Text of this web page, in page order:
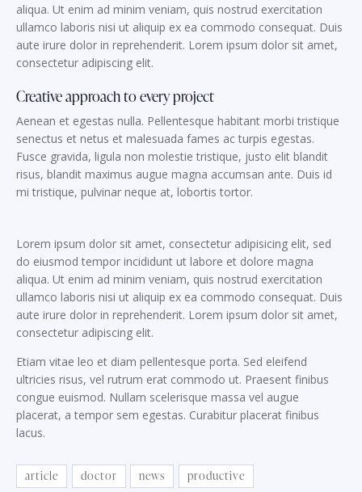
aliqua. Ut enim ad minim veniam, quis nostrud exercitation
ullamco laboris nisi ut aliquip ex ea commodo consequat. Duis
aute irure dolor in reprehenderit. Lorem ipsum dolor sit amet,
consectetur adipiscing elit.
Creative approach to every project
Aenean et egestas nulla. Pellentesque habitant morbi tristique
senectus et netus et malesuada fames ac turpis egestas.
Fusce gravida, ligula non molestie tristique, justo elit blandit
risus, blandit maximus augue magna accumsan ante. Duis id
mi tristique, pulvinar neque at, lobortis tortor.
Lorem ipsum dolor sit amet, consectetur adipisicing elit, sed
do eiusmod tempor incididunt ut labore et dolore magna
aliqua. Ut enim ad minim veniam, quis nostrud exercitation
ullamco laboris nisi ut aliquip ex ea commodo consequat. Duis
aute irure dolor in reprehenderit. Lorem ipsum dolor sit amet,
consectetur adipiscing elit.
Etiam vitae leo et diam pellentesque porta. Sed eleifend
ultricies risus, vel rutrum erat commodo ut. Praesent finibus
congue euismod. Nullam scelerisque massa vel augue
placerat, a tempor sem egestas. Curabitur placerat finibus
lacus.
article doctor news productive